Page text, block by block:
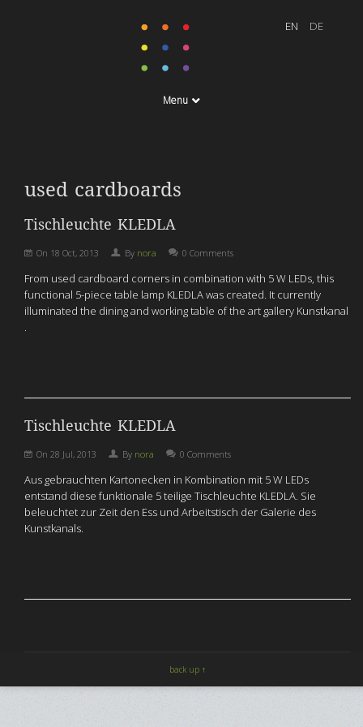
Menu
used cardboards
Tischleuchte KLEDLA
On 18 Oct, 2013 By nora 0 Comments
From used cardboard corners in combination with 5 W LEDs, this
functional 5-piece table lamp KLEDLA was created. It currently
illuminated the dining and working table of the art gallery Kunstkanal
.
Tischleuchte KLEDLA
On 28 Jul, 2013 By nora 0 Comments
Aus gebrauchten Kartonecken in Kombination mit 5 W LEDs
entstand diese funktionale 5 teilige Tischleuchte KLEDLA. Sie
beleuchtet zur Zeit den Ess und Arbeitstisch der Galerie des
Kunstkanals.
back up ↑